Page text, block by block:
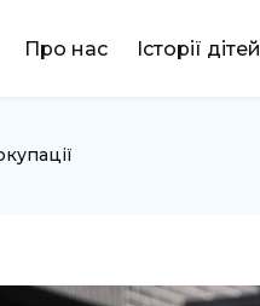
Про нас Історії дітей